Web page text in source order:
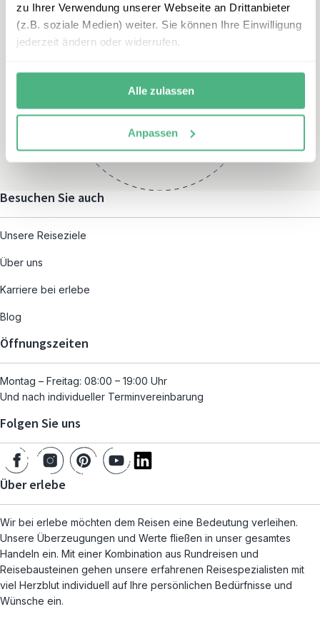
zu Ihrer Verwendung unserer Webseite an Drittanbieter
(z.B. soziale Medien) weiter. Sie können Ihre Einwilligung
jederzeit ändern oder widerrufen.
Alle zulassen
Anpassen
Montag – Freitag:
und nach individueller
Terminvereinbarung
Besuchen Sie auch
Unsere Reiseziele
Über uns
Karriere bei erlebe
Blog
Öffnungszeiten
Montag – Freitag: 08:00 – 19:00 Uhr
Und nach individueller Terminvereinbarung
Folgen Sie uns
Über erlebe
Wir bei erlebe möchten dem Reisen eine Bedeutung verleihen.
Unsere Überzeugungen und Werte fließen in unser gesamtes
Handeln ein. Mit einer Kombination aus Rundreisen und
Reisebausteinen gehen unsere erfahrenen Reisespezialisten mit
viel Herzblut individuell auf Ihre persönlichen Bedürfnisse und
Wünsche ein.